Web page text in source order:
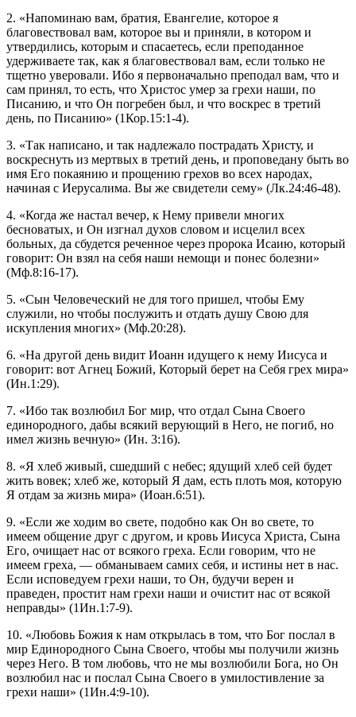
2. «Напоминаю вам, братия, Евангелие, которое я
благовествовал вам, которое вы и приняли, в котором и
утвердились, которым и спасаетесь, если преподанное
удерживаете так, как я благовествовал вам, если только не
тщетно уверовали. Ибо я первоначально преподал вам, что и
сам принял, то есть, что Христос умер за грехи наши, по
Писанию, и что Он погребен был, и что воскрес в третий
день, по Писанию» (1Кор.15:1-4).
3. «Так написано, и так надлежало пострадать Христу, и
воскреснуть из мертвых в третий день, и проповедану быть во
имя Его покаянию и прощению грехов во всех народах,
начиная с Иерусалима. Вы же свидетели сему» (Лк.24:46-48).
4. «Когда же настал вечер, к Нему привели многих
бесноватых, и Он изгнал духов словом и исцелил всех
больных, да сбудется реченное через пророка Исаию, который
говорит: Он взял на себя наши немощи и понес болезни»
(Мф.8:16-17).
5. «Сын Человеческий не для того пришел, чтобы Ему
служили, но чтобы послужить и отдать душу Свою для
искупления многих» (Мф.20:28).
6. «На другой день видит Иоанн идущего к нему Иисуса и
говорит: вот Агнец Божий, Который берет на Себя грех мира»
(Ин.1:29).
7. «Ибо так возлюбил Бог мир, что отдал Сына Своего
единородного, дабы всякий верующий в Него, не погиб, но
имел жизнь вечную» (Ин. 3:16).
8. «Я хлеб живый, сшедший с небес; ядущий хлеб сей будет
жить вовек; хлеб же, который Я дам, есть плоть моя, которую
Я отдам за жизнь мира» (Иоан.6:51).
9. «Если же ходим во свете, подобно как Он во свете, то
имеем общение друг с другом, и кровь Иисуса Христа, Сына
Его, очищает нас от всякого греха. Если говорим, что не
имеем греха, — обманываем самих себя, и истины нет в нас.
Если исповедуем грехи наши, то Он, будучи верен и
праведен, простит нам грехи наши и очистит нас от всякой
неправды» (1Ин.1:7-9).
10. «Любовь Божия к нам открылась в том, что Бог послал в
мир Единородного Сына Своего, чтобы мы получили жизнь
через Него. В том любовь, что не мы возлюбили Бога, но Он
возлюбил нас и послал Сына Своего в умилостивление за
грехи наши» (1Ин.4:9-10).